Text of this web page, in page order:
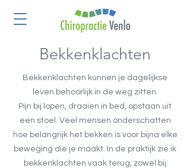
Bekkenklachten
Bekkenklachten kunnen je dagelijkse
leven behoorlijk in de weg zitten.
Pijn bij lopen, draaien in bed, opstaan uit
een stoel. Veel mensen onderschatten
hoe belangrijk het bekken is voor bijna elke
beweging die je maakt. In de praktijk zie ik
bekkenklachten vaak terug, zowel bij